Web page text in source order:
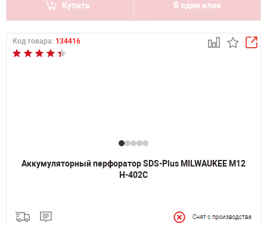
Купить В один клик
Код товара: 134416
Аккумуляторный перфоратор SDS-Plus MILWAUKEE M12
H-402C